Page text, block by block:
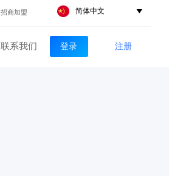
招商加盟 简体中文 
联系我们 登录 注册